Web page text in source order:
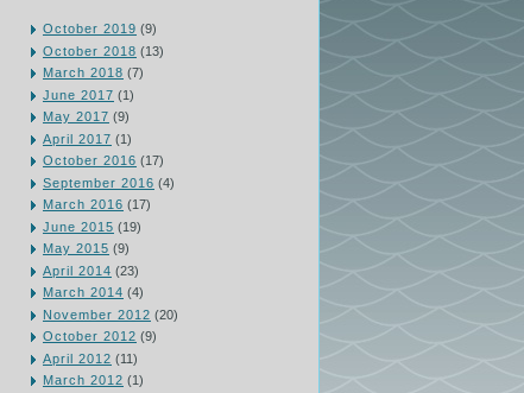
October 2019 (9)
October 2018 (13)
March 2018 (7)
June 2017 (1)
May 2017 (9)
April 2017 (1)
October 2016 (17)
September 2016 (4)
March 2016 (17)
June 2015 (19)
May 2015 (9)
April 2014 (23)
March 2014 (4)
November 2012 (20)
October 2012 (9)
April 2012 (11)
March 2012 (1)